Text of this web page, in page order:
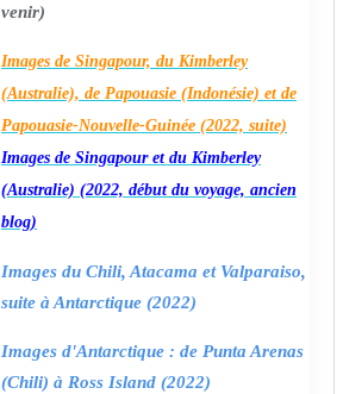
venir)
Images de Singapour, du Kimberley
(Australie), de Papouasie (Indonésie) et de
Papouasie-Nouvelle-Guinée (2022, suite)
Images de Singapour et du Kimberley
(Australie) (2022, début du voyage, ancien
blog)
Images du Chili, Atacama et Valparaiso,
suite à Antarctique (2022)
Images d'Antarctique : de Punta Arenas
(Chili) à Ross Island (2022)